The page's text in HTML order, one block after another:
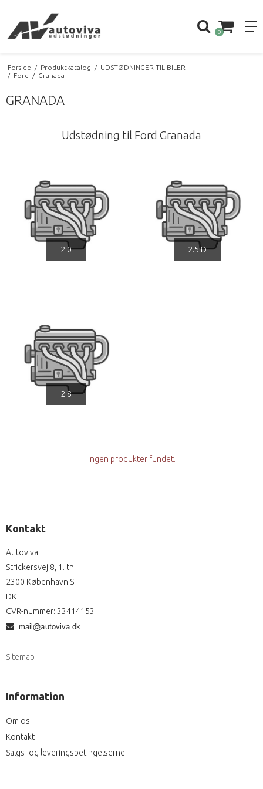
0
Forside / Produktkatalog / UDSTØDNINGER TIL BILER
/ Ford / Granada
GRANADA
Udstødning til Ford Granada
2.0 2.5 D
2.8
Ingen produkter fundet.
Kontakt
Autoviva
Strickersvej 8, 1. th.
2300 København S
DK
CVR-nummer: 33414153
:
Sitemap
Information
Om os
Kontakt
Salgs- og leveringsbetingelserne